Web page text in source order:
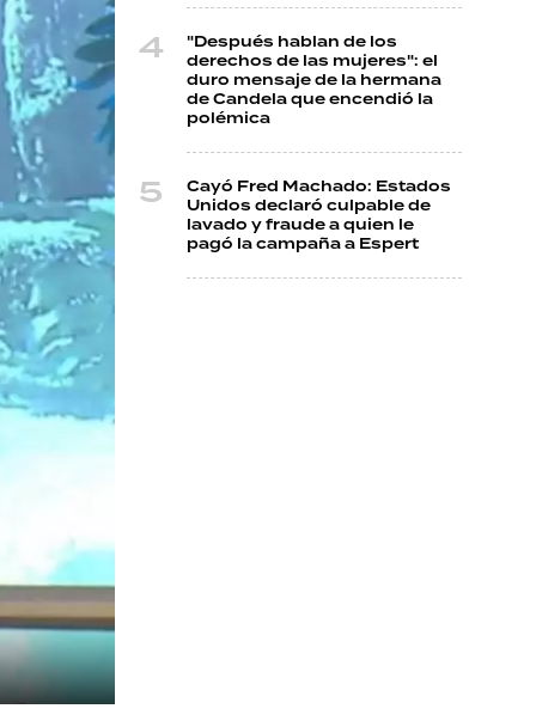
"Después hablan de los
derechos de las mujeres": el
duro mensaje de la hermana
de Candela que encendió la
polémica
Cayó Fred Machado: Estados
Unidos declaró culpable de
lavado y fraude a quien le
pagó la campaña a Espert